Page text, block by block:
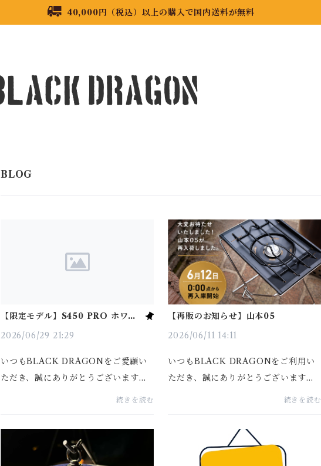
40,000円（税込）以上の購入で国内送料が無料
【限定モデル】S450 PRO ホワイ
開始のお知らせ
2026/06/29 21:29
いつもBLACK DRAGONをご愛顧い
ただき、誠にありがとうございます。
このたび、多くのお客様からご要望を
RO ホワイトモデル（ポリエステル生
地）の販売を開始いたします。■ 販
続きを読む
【再販のお知らせ】山本05
2026/06/11 14:11
いつもBLACK DRAGONをご利用い
ただき、誠にありがとうございます。
大変お待たせいたしました。ご好評に
が、2026年6月12日（金）0:00より販
売再開いたします。━━━━━━━━
━━━━━━■ 山...
続きを読む